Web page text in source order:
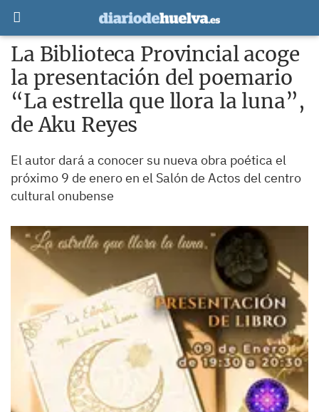
La Biblioteca Provincial acoge
la presentación del poemario
“La estrella que llora la luna”,
de Aku Reyes
El autor dará a conocer su nueva obra poética el
próximo 9 de enero en el Salón de Actos del centro
cultural onubense